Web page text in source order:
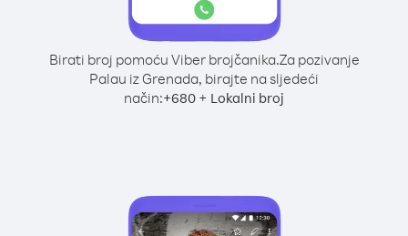
Birati broj pomoću Viber brojčanika.Za pozivanje
Palau iz Grenada, birajte na sljedeći
način:+680 + Lokalni broj